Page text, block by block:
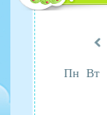
Пн Вт